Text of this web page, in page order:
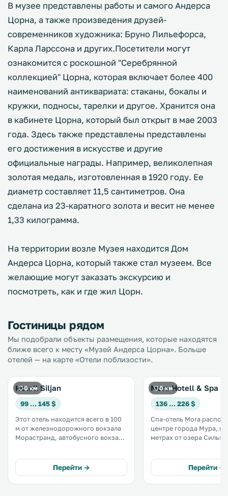
В музее представлены работы и самого Андерса
Цорна, а также произведения друзей-
современников художника: Бруно Лильефорса,
Карла Ларссона и других.Посетители могут
ознакомится с роскошной "Серебрянной
коллекцией" Цорна, которая включает более 400
наименований антиквариата: стаканы, бокалы и
кружки, подносы, тарелки и другое. Хранится она
в кабинете Цорна, который был открыт в мае 2003
года. Здесь также представлены представлены
его достижения в искусстве и другие
официальные награды. Например, великолепная
золотая медаль, изготовленная в 1920 году. Ее
диаметр составляет 11,5 сантиметров. Она
сделана из 23-каратного золота и весит не менее
1,33 килограмма.
На территории возле Музея находится Дом
Андерса Цорна, который также стал музеем. Все
желающие могут заказать экскурсию и
посмотреть, как и где жил Цорн.
Гостиницы рядом
Мы подобрали объекты размещения, которые находятся
ближе всего к месту «Музей Андерса Цорна». Больше
отелей — на карте «Отели поблизости».
0 км
Hotell Siljan
99 … 145 $
Этот отель находится всего в 100
м от железнодорожного вокзала
Морастранд, автобусного вокзала
номера с кабельным
телевидением. .
Перейти →
0 км
Mora Hotell & Spa
136 … 226 $
Спа-отель Mora
центре города Мура,
метрах от озера Сильян. К
гостиным уголком и
телевидением. .
Перейти →